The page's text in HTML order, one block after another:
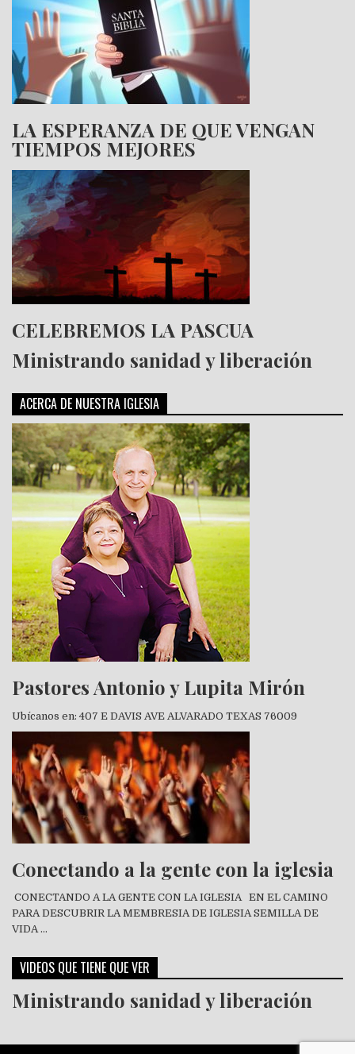
LA ESPERANZA DE QUE VENGAN
TIEMPOS MEJORES
CELEBREMOS LA PASCUA
Ministrando sanidad y liberación
ACERCA DE NUESTRA IGLESIA
Pastores Antonio y Lupita Mirón
Ubícanos en: 407 E DAVIS AVE ALVARADO TEXAS 76009
Conectando a la gente con la iglesia
CONECTANDO A LA GENTE CON LA IGLESIA EN EL CAMINO
PARA DESCUBRIR LA MEMBRESIA DE IGLESIA SEMILLA DE
VIDA …
VIDEOS QUE TIENE QUE VER
Ministrando sanidad y liberación